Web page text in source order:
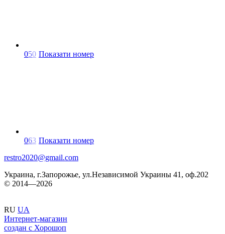
050 Показати номер
063 Показати номер
restro2020@gmail.com
Украина, г.Запорожье, ул.Независимой Украины 41, оф.202
© 2014—2026
RU UA
Интернет-магазин
создан с Хорошоп